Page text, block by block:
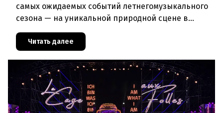
самых ожидаемых событий летнегомузыкального
сезона — на уникальной природной сцене в
римской каменоломне Санкт-Маргаретен (St.
Margarethen) прошла грандиоз
Читать далее